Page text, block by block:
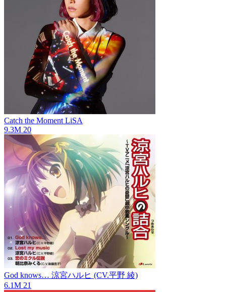
Catch the Moment LiSA
9.3M 20
God knows… 涼宮ハルヒ (CV.平野 綾)
6.1M 21